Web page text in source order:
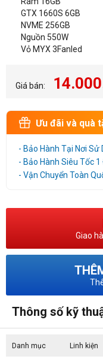
GTX 1660S 6GB
NVME 256GB
Nguồn 550W
Vỏ MYX 3Fanled
Giá bán:
Ưu đãi và quà
- Bảo Hành Tại Nơi Sử
- Bảo Hành Siêu Tốc
- Vận Chuyển Toàn
Giao
Thông số kỹ
Danh mục Linh kiện